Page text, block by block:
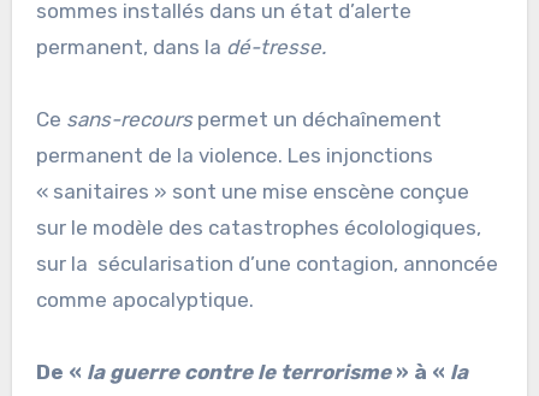
sommes installés dans un état d’alerte
permanent, dans la dé-tresse.
Ce sans-recourspermet un déchaînement
permanent de la violence. Les injonctions
« sanitaires » sont une mise enscène conçue
sur le modèle des catastrophes écolologiques,
sur la sécularisation d’une contagion, annoncée
comme apocalyptique.
De « la guerre contre le terrorisme» à « la